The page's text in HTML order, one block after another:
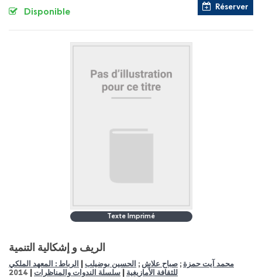
Réserver
Disponible
Texte Imprimé
الريف و إشكالية التنمية
محمد آيت حمزة ; صباح علاش ; الحسين بوضيلب
الرباط : المعهد الملكي
للثقافة الأمازيغية
سلسلة الندوات والمناظرات 2014